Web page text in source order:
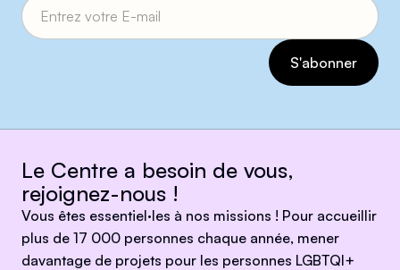
Le Centre a besoin de vous,
rejoignez-nous !
Vous êtes essentiel·les à nos missions ! Pour accueillir
plus de 17 000 personnes chaque année, mener
davantage de projets pour les personnes LGBTQI+